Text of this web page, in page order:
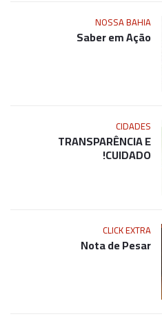
NOSSA BAHIA
Saber em Ação
CIDADES
TRANSPARÊNCIA E
CUIDADO!
CLICK EXTRA
Nota de Pesar